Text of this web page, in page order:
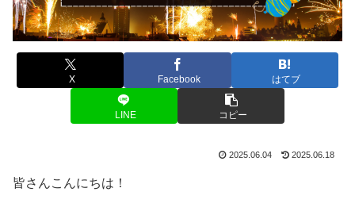
X Facebook はてブ
LINE コピー
2025.06.04 2025.06.18
皆さんこんにちは！